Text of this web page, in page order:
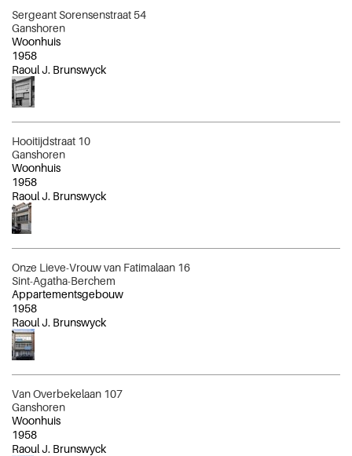
Sergeant Sorensenstraat 54
Ganshoren
Woonhuis
1958
Raoul J. Brunswyck
Hooitijdstraat 10
Ganshoren
Woonhuis
1958
Raoul J. Brunswyck
Onze Lieve-Vrouw van Fatimalaan 16
Sint-Agatha-Berchem
Appartementsgebouw
1958
Raoul J. Brunswyck
Van Overbekelaan 107
Ganshoren
Woonhuis
1958
Raoul J. Brunswyck